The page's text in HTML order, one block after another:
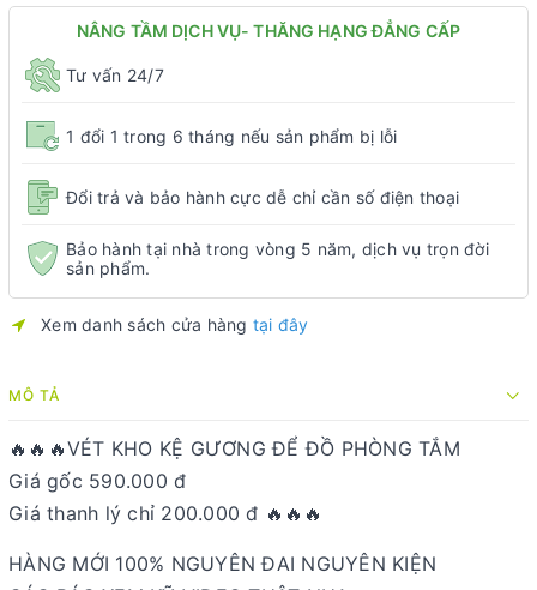
NÂNG TẦM DỊCH VỤ- THĂNG HẠNG ĐẲNG CẤP
Tư vấn 24/7
1 đổi 1 trong 6 tháng nếu sản phẩm bị lỗi
Đổi trả và bảo hành cực dễ chỉ cần số điện thoại
Bảo hành tại nhà trong vòng 5 năm, dịch vụ trọn đời
sản phẩm.
Xem danh sách cửa hàng tại đây
MÔ TẢ
🔥🔥🔥VÉT KHO KỆ GƯƠNG ĐỂ ĐỒ PHÒNG TẮM
Giá gốc 590.000 đ
Giá thanh lý chỉ 200.000 đ 🔥🔥🔥
HÀNG MỚI 100% NGUYÊN ĐAI NGUYÊN KIỆN